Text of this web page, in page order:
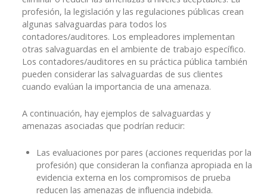
profesión, la legislación y las regulaciones públicas crean
algunas salvaguardas para todos los
contadores/auditores. Los empleadores implementan
otras salvaguardas en el ambiente de trabajo específico.
Los contadores/auditores en su práctica pública también
pueden considerar las salvaguardas de sus clientes
cuando evalúan la importancia de una amenaza.
A continuación, hay ejemplos de salvaguardas y
amenazas asociadas que podrían reducir:
Las evaluaciones por pares (acciones requeridas por la
profesión) que consideran la confianza apropiada en la
evidencia externa en los compromisos de prueba
reducen las amenazas de influencia indebida.